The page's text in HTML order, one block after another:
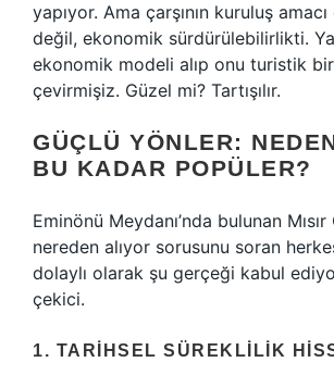
yapıyor. Ama çarşının kuruluş
değil, ekonomik sürdürülebilirlikti.
ekonomik modeli alıp onu turistik
çevirmişiz. Güzel mi? Tartışılır.
GÜÇLÜ YÖNLER:
BU KADAR POPÜLER?
Eminönü Meydanı’nda bulunan Mısır
nereden alıyor sorusunu soran
dolaylı olarak şu gerçeği kabul
çekici.
1. TARIHSEL SÜREKLILIK